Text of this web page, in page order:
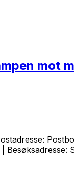
mot
Besøksadresse: